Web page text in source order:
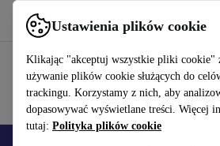
Ustawienia plików cookie
Klikając "akceptuj wszystkie pliki cookie"
używanie plików cookie służących do
trackingu. Korzystamy z nich, aby
dopasowywać wyświetlane treści. Więcej
tutaj: Polityka plików cookie
Korzystaj z refurbed szybko i łatwo